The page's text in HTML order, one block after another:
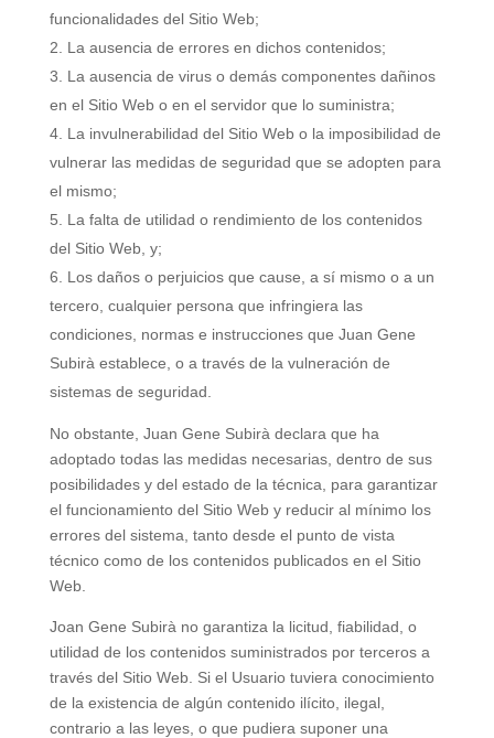
funcionalidades del Sitio Web;
La ausencia de errores en dichos contenidos;
La ausencia de virus o demás componentes dañinos
en el Sitio Web o en el servidor que lo suministra;
La invulnerabilidad del Sitio Web o la imposibilidad de
vulnerar las medidas de seguridad que se adopten para
el mismo;
La falta de utilidad o rendimiento de los contenidos
del Sitio Web, y;
Los daños o perjuicios que cause, a sí mismo o a un
tercero, cualquier persona que infringiera las
condiciones, normas e instrucciones que Juan Gene
Subirà establece, o a través de la vulneración de
sistemas de seguridad.
No obstante, Juan Gene Subirà declara que ha
adoptado todas las medidas necesarias, dentro de sus
posibilidades y del estado de la técnica, para garantizar
el funcionamiento del Sitio Web y reducir al mínimo los
errores del sistema, tanto desde el punto de vista
técnico como de los contenidos publicados en el Sitio
Web.
Joan Gene Subirà no garantiza la licitud, fiabilidad, o
utilidad de los contenidos suministrados por terceros a
través del Sitio Web. Si el Usuario tuviera conocimiento
de la existencia de algún contenido ilícito, ilegal,
contrario a las leyes, o que pudiera suponer una